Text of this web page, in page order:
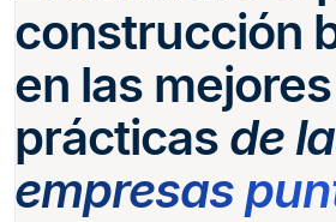
construcción
en las mejores
prácticas de
empresas